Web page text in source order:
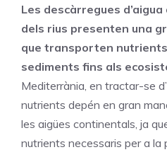
Les descàrregues
dels rius presenten una
que transporten
sediments fins als
Mediterrània, en tractar-se
nutrients depén en gran
les aigües continentals, ja
nutrients necessaris per a la